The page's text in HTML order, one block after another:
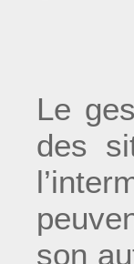
Le
des
son